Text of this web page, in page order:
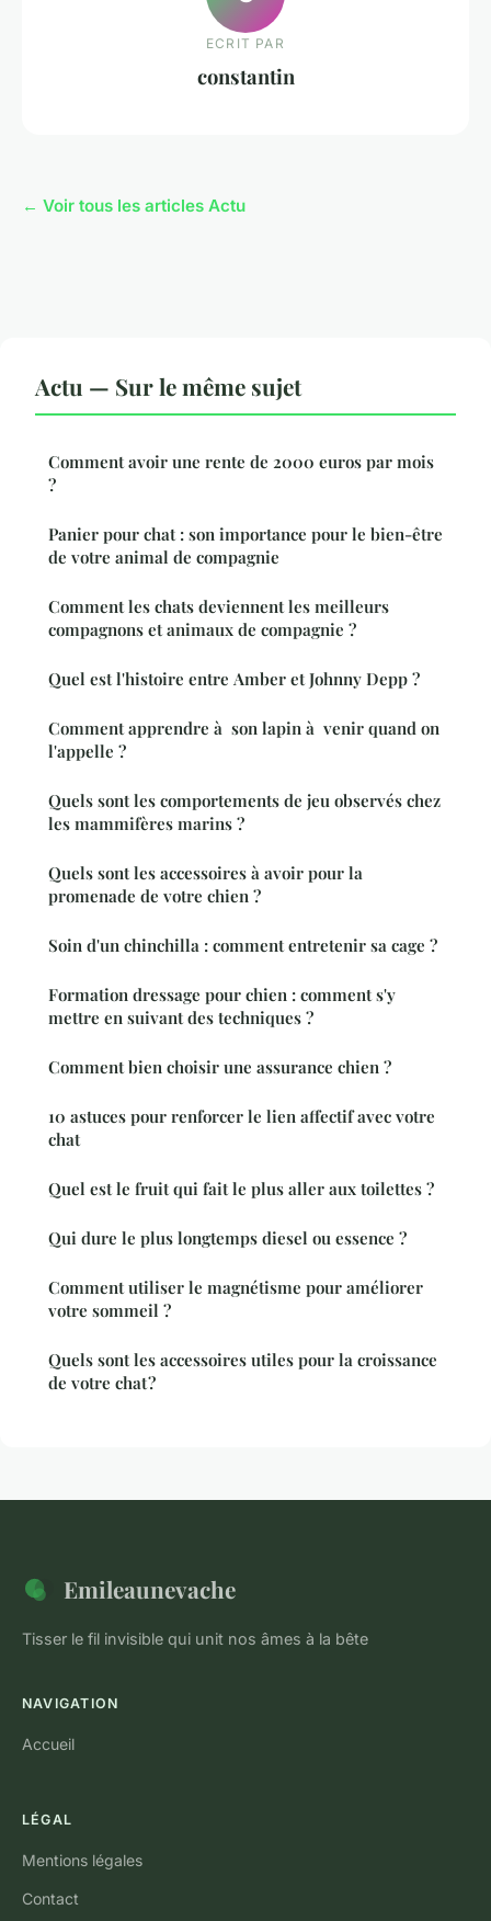
ECRIT PAR
constantin
← Voir tous les articles Actu
Actu — Sur le même sujet
Comment avoir une rente de 2000 euros par mois
?
Panier pour chat : son importance pour le bien-être
de votre animal de compagnie
Comment les chats deviennent les meilleurs
compagnons et animaux de compagnie ?
Quel est l'histoire entre Amber et Johnny Depp ?
Comment apprendre à son lapin à venir quand on
l'appelle ?
Quels sont les comportements de jeu observés chez
les mammifères marins ?
Quels sont les accessoires à avoir pour la
promenade de votre chien ?
Soin d'un chinchilla : comment entretenir sa cage ?
Formation dressage pour chien : comment s'y
mettre en suivant des techniques ?
Comment bien choisir une assurance chien ?
10 astuces pour renforcer le lien affectif avec votre
chat
Quel est le fruit qui fait le plus aller aux toilettes ?
Qui dure le plus longtemps diesel ou essence ?
Comment utiliser le magnétisme pour améliorer
votre sommeil ?
Quels sont les accessoires utiles pour la croissance
de votre chat ?
Emileaunevache
Tisser le fil invisible qui unit nos âmes à la bête
NAVIGATION
Accueil
LÉGAL
Mentions légales
Contact